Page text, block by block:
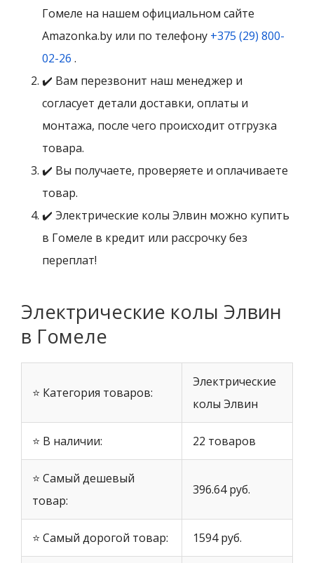
Гомеле на нашем официальном сайте
Amazonka.by или по телефону +375 (29) 800-
02-26 .
✔️ Вам перезвонит наш менеджер и
согласует детали доставки, оплаты и
монтажа, после чего происходит отгрузка
товара.
✔️ Вы получаете, проверяете и оплачиваете
товар.
✔️ Электрические колы Элвин можно купить
в Гомеле в кредит или рассрочку без
переплат!
Электрические колы Элвин
в Гомеле
⭐ Категория товаров:
Электрические
колы Элвин
⭐ В наличии: 22 товаров
⭐ Самый дешевый
товар:
396.64 руб.
⭐ Самый дорогой товар: 1594 руб.